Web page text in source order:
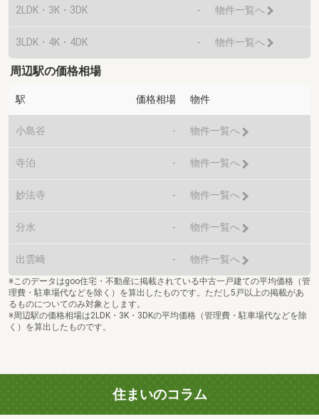
2LDK・3K・3DK - 物件一覧へ
3LDK・4K・4DK - 物件一覧へ
周辺駅の価格相場
駅 価格相場 物件
小島谷 - 物件一覧へ
寺泊 - 物件一覧へ
妙法寺 - 物件一覧へ
分水 - 物件一覧へ
出雲崎 - 物件一覧へ
※このデータはgoo住宅・不動産に掲載されている中古一戸建ての平均価格（管
理費・駐車場代などを除く）を算出したものです。ただし5戸以上の掲載があ
るものについてのみ対象とします。
※周辺駅の価格相場は2LDK・3K・3DKの平均価格（管理費・駐車場代などを除
く）を算出したものです。
住まいのコラム